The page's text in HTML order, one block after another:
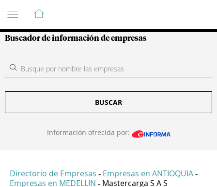
Guía de Empresas Colombianas
Buscador de información de empresas
BUSCAR
Información ofrecida por:
Directorio de Empresas - Empresas en ANTIOQUIA -
Empresas en MEDELLIN - Mastercarga S A S